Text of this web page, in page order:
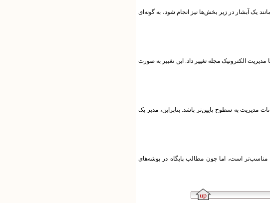
یک آبشار در زیر بخش‌ها نیز انجام شود، به گونه‌ای
مدیریت الکترونیک مجله تغییر داد. این تغییر به‌ صورت
مدیریت به سطوح پایین‌تر باشد. بنابراین، مدیر یک
مناسب‌تر است، اما چون مطالب پایگاه در پوشه‌های